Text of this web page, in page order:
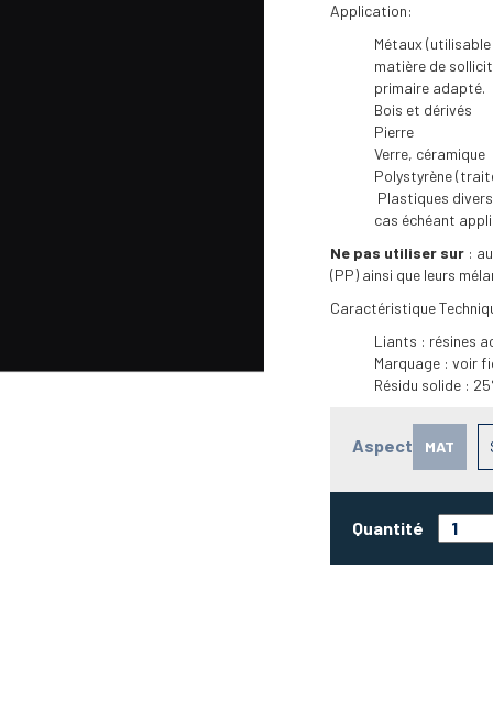
Application:
Métaux
matière de
primaire adapté.
Bois et dérivés
Pierre
Verre, céramique
Polystyrène
Plastiques
cas échéant
Ne pas utiliser sur:
(PP) ainsi que leurs
Caractéristique
Liants : résines
Marquage : voir
Résidu solide :
Aspect MAT
Quantité